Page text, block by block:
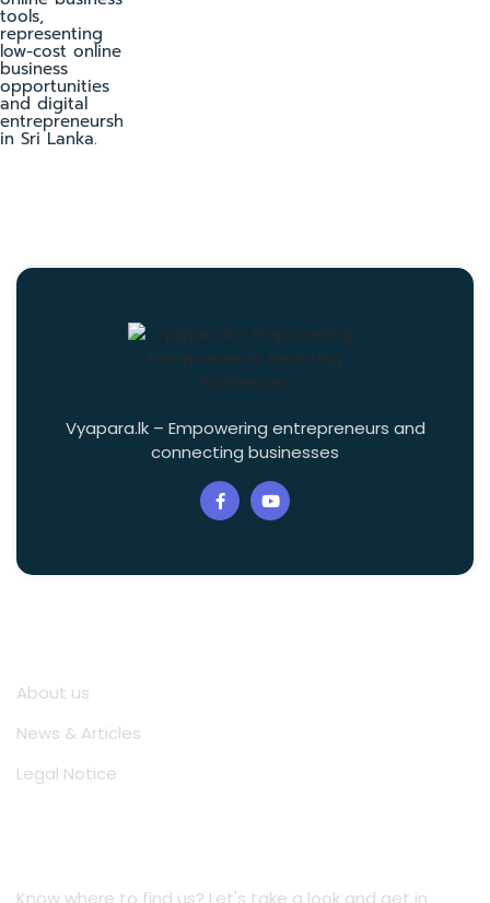
Vyapara.lk – Empowering entrepreneurs and
connecting businesses
About us
News & Articles
Legal Notice
Know where to find us? Let's take a look and get in